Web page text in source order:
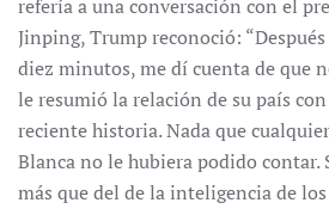
refería a una conversación con el
Jinping, Trump reconoció:
diez minutos, me dí cuenta de que
le resumió la relación de su país
reciente historia. Nada que
Blanca no le hubiera podido contar.
más que del de la inteligencia de